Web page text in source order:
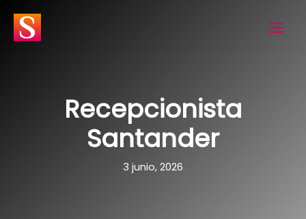
contenido
Recepcionista
Santander
3 junio, 2026